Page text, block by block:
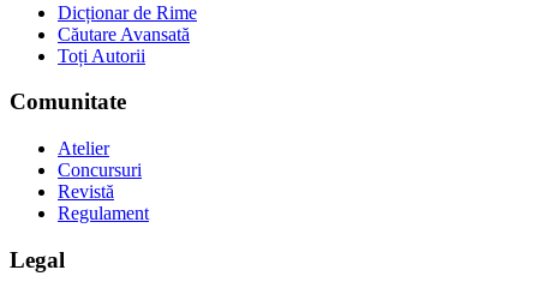
Dicționar de Rime
Căutare Avansată
Toți Autorii
Comunitate
Atelier
Concursuri
Revistă
Regulament
Legal